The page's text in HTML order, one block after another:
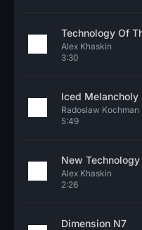
Technology Of
Alex Khaskin
3:30
Iced Melancholy
Radoslaw Kochman
5:49
New Technology
Alex Khaskin
2:26
Dimension N7